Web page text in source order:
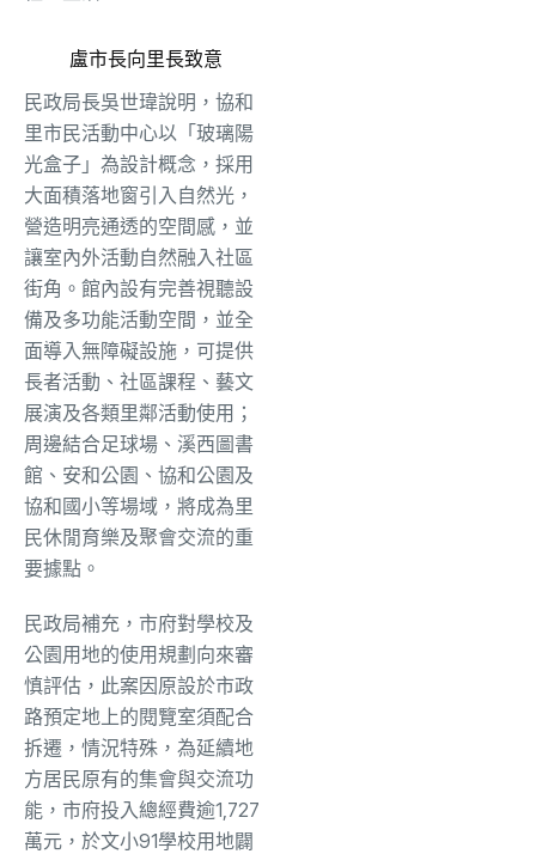
盧市長向里長致意
民政局長吳世瑋說明，協和
里市民活動中心以「玻璃陽
光盒子」為設計概念，採用
大面積落地窗引入自然光，
營造明亮通透的空間感，並
讓室內外活動自然融入社區
街角。館內設有完善視聽設
備及多功能活動空間，並全
面導入無障礙設施，可提供
長者活動、社區課程、藝文
展演及各類里鄰活動使用；
周邊結合足球場、溪西圖書
館、安和公園、協和公園及
協和國小等場域，將成為里
民休閒育樂及聚會交流的重
要據點。
民政局補充，市府對學校及
公園用地的使用規劃向來審
慎評估，此案因原設於市政
路預定地上的閱覽室須配合
拆遷，情況特殊，為延續地
方居民原有的集會與交流功
能，市府投入總經費逾1,727
萬元，於文小91學校用地闢